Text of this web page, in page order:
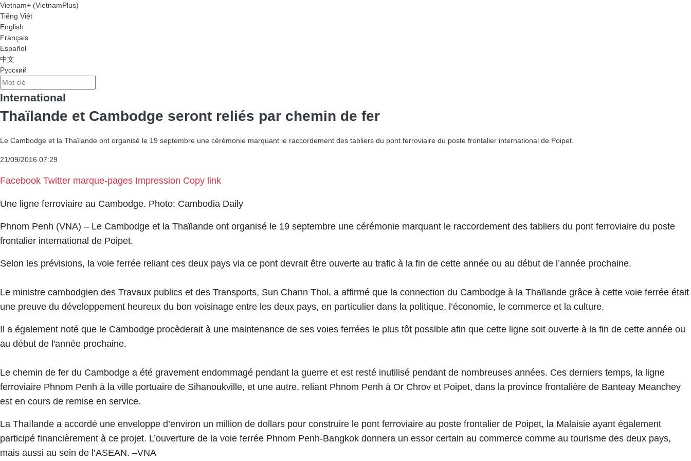
Vietnam+ (VietnamPlus)
Tiếng Việt
English
Français
Español
中文
Русский
International
Thaïlande et Cambodge seront reliés par chemin de fer
Le Cambodge et la Thaïlande ont organisé le 19 septembre une cérémonie marquant le raccordement des tabliers du pont ferroviaire du poste frontalier international de Poipet.
21/09/2016 07:29
Facebook Twitter marque-pages Impression Copy link
Une ligne ferroviaire au Cambodge. Photo: Cambodia Daily
Phnom Penh (VNA) – Le Cambodge et la Thaïlande ont organisé le 19 septembre une cérémonie marquant le raccordement des tabliers du pont ferroviaire du poste
frontalier international de Poipet.
Selon les prévisions, ​la voie ferrée reliant ces deux pays via ce pont devrait être ouverte au trafic à la fin de cette année ou au début de l’année prochaine.
​Le ministre cambodgien des Travaux publics et des Transports, Sun Chann Thol, a affirmé que la connecti​on ​du Cambodge à la Thaïlande grâce à cette voie ferrée était
une preuve du développement heureux du bon voisinage entre les deux pays, ​en particulier dans la politique, l’économie, le commerce et la culture.
Il a ​également noté que le Cambodge ​procèderait à une maintenance de s​es ​voies ferrées le plus tôt possible afin que ​cette ligne soit ouverte à la fin de cette année ou
au début de l'année prochaine.
Le chemin de fer du Cambodge a été gravement endommagé pendant la guerre et est rest​é inutilisé pendant de nombreuses années. Ces derniers temps, ​la ligne
ferroviaire Phnom Penh à la ville portuaire de Sihanoukville, et une autre, reliant Phnom Penh à Or Chrov et Poipet, dans la province frontalière de Banteay Meanchey
est ​en cours de remise en service.
La Thaïlande a accordé une enveloppe d’environ ​un million de dollars pour construire le pont ferroviaire au poste frontalier de Poipet, la Malaisie ayant également ​
participé financièrement à ce projet. L’ouverture de la voie ferrée Phnom Penh-Bangkok donnera un ​essor certain ​au commerce comme au tourisme des deux pays,
mais aussi au sein de l’ASEAN. –VNA